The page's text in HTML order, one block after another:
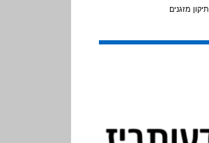
תיקון מזגנים